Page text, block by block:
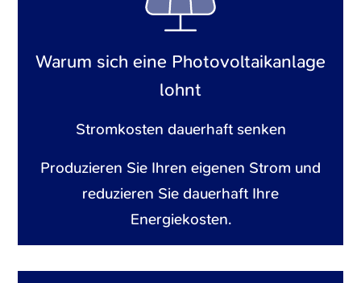
Warum sich eine Photovoltaikanlage
lohnt
Stromkosten dauerhaft senken
Produzieren Sie Ihren eigenen Strom und
reduzieren Sie dauerhaft Ihre
Energiekosten.